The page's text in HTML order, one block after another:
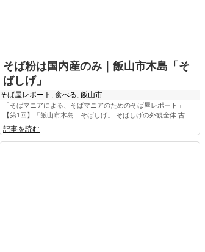
そば粉は国内産のみ｜飯山市木島「そ
ばしげ」
そば屋レポート 食べる 飯山市
「そばマニアによる、そばマニアのためのそば屋レポート」
【第1回】「飯山市木島 そばしげ」 そばしげの外観全体 古...
記事を読む